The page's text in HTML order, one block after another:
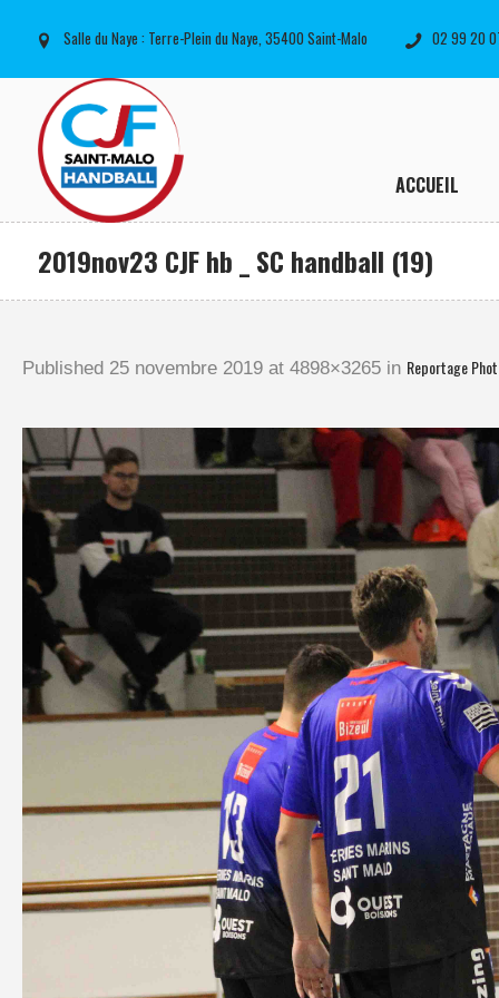
Salle du Naye : Terre-Plein du Naye, 35400 Saint-Malo 02 99 20
ACCUEIL
2019nov23 CJF hb _ SC handball (19)
Published 25 novembre 2019 at 4898×3265 in Reportage